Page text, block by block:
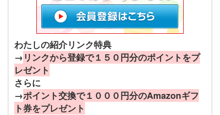
わたしの紹介リンク特典
→ リンクから登録で１５０円分のポイントをプ
レゼント
さらに
→ポイント交換で１０００円分のAmazonギフ
ト券をプレゼント